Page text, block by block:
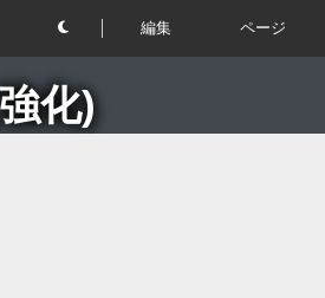
編集 ページ
化)